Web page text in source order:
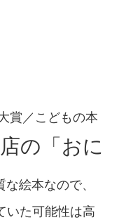
賞／こどもの本
の「おに
絵本なので、
いた可能性は高